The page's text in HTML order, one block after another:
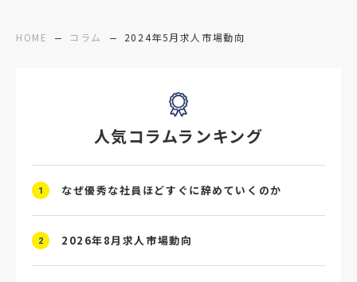
HOME コラム 2024年5月求人市場動向
#面接辞退
#求人広告
#スクラム採用 #転職イベント #転職フェア
#賃上げ #人事数珠繋ぎ
#4P分析 #競合他社
人気コラムランキング
1 なぜ優秀な社員ほどすぐに辞めていくのか
2 2026年8月求人市場動向